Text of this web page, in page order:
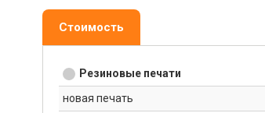
Стоимость
Резиновые печати
новая печать